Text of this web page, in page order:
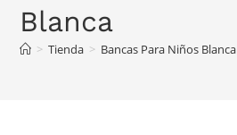
Blanca
> Tienda > Bancas Para Niños Blanca